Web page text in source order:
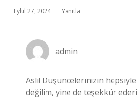
Eylül 27, 2024 Yanıtla
admin
Aslı! Düşüncelerinizin
değilim, yine de teşekkür